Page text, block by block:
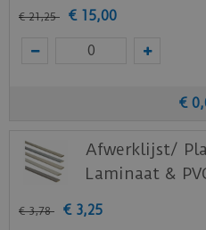
€ 21,25 € 15,00
€ 0,
Afwerklijst/
Laminaat &
€ 3,78 € 3,25